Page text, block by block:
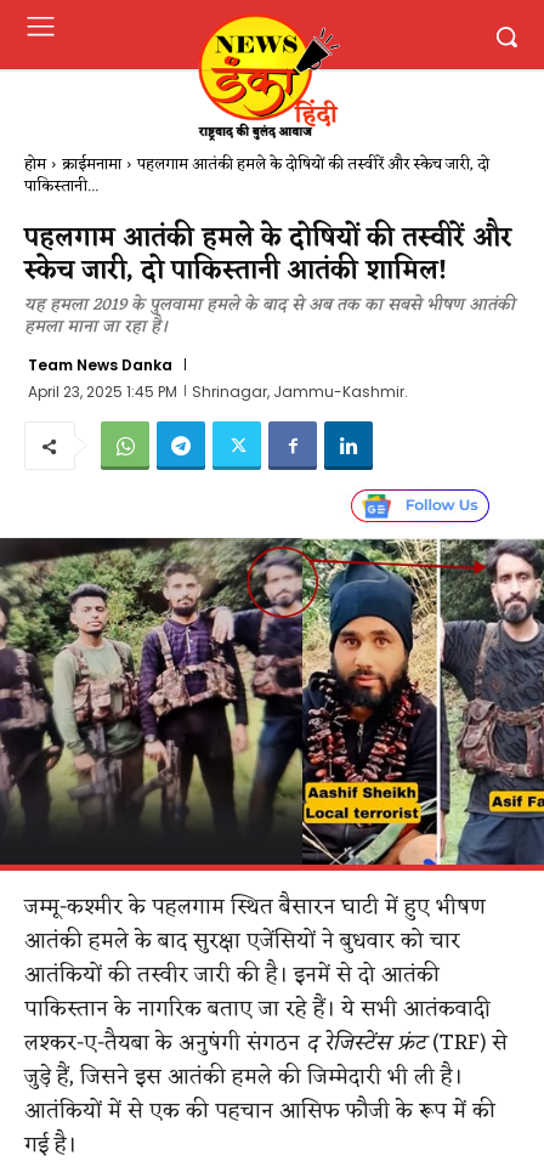
होम क्राईमनामा पहलगाम आतंकी हमले के दोषियों की तस्वीरें और स्केच जारी, दो
पाकिस्तानी...
पहलगाम आतंकी हमले के दोषियों की तस्वीरें और
स्केच जारी, दो पाकिस्तानी आतंकी शामिल!
यह हमला 2019 के पुलवामा हमले के बाद से अब तक का सबसे भीषण आतंकी
हमला माना जा रहा है।
Team News Danka
April 23, 2025 1:45 PM
Shrinagar, Jammu-Kashmir.
जम्मू-कश्मीर के पहलगाम स्थित बैसारन घाटी में हुए भीषण
आतंकी हमले के बाद सुरक्षा एजेंसियों ने बुधवार को चार
आतंकियों की तस्वीर जारी की है। इनमें से दो आतंकी
पाकिस्तान के नागरिक बताए जा रहे हैं। ये सभी आतंकवादी
लश्कर-ए-तैयबा के अनुषंगी संगठनद रेजिस्टेंस फ्रंट(TRF) से
जुड़े हैं, जिसने इस आतंकी हमले की जिम्मेदारी भी ली है।
आतंकियों में से एक की पहचान आसिफ फौजी के रूप में की
गई है।